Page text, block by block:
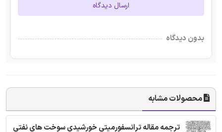
ارسال دیدگاه
بدون دیدگاه
محصولات مشابه
ترجمه مقاله ترانسفورمیتی خورشیدی سوخت های نفتی